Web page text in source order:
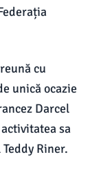
cu
unică ocazie
Darcel
sa
Riner.